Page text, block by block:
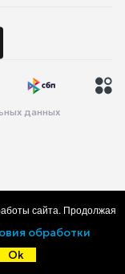
данных
сайта. Продолжая
обработки
Ok